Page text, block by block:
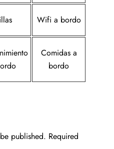
Wifi a bordo
Comidas a
bordo
published. Required